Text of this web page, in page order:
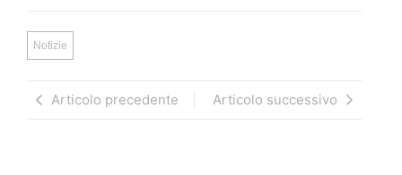
Notizie
Articolo precedente Articolo successivo